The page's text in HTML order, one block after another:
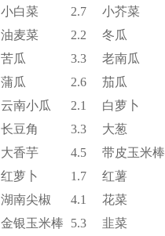
小白菜 2.7 小芥菜
油麦菜 2.2 冬瓜
苦瓜 3.3 老南瓜
蒲瓜 2.6 茄瓜
云南小瓜 2.1 白萝卜
长豆角 3.3 大葱
大香芋 4.5 带皮玉米棒
红萝卜 1.7 红薯
湖南尖椒 4.1 花菜
金银玉米棒 5.3 韭菜